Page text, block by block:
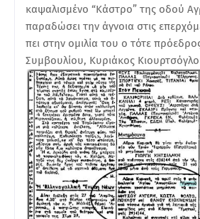
καψαλισμένο “Κάστρο” της οδού
παραδώσει την άγνοια στις
πει στην ομιλία του ο τότε
Συμβουλίου, Κυριάκος